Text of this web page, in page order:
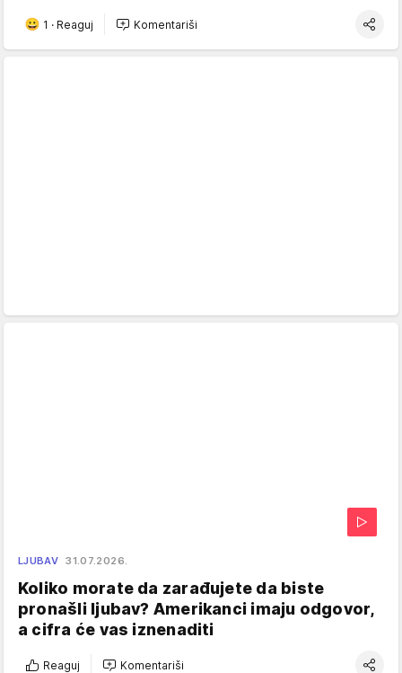
1 · Reaguj Komentariši
LJUBAV 31.07.2026.
Koliko morate da zarađujete da biste
pronašli ljubav? Amerikanci imaju odgovor,
a cifra će vas iznenaditi
Reaguj Komentariši